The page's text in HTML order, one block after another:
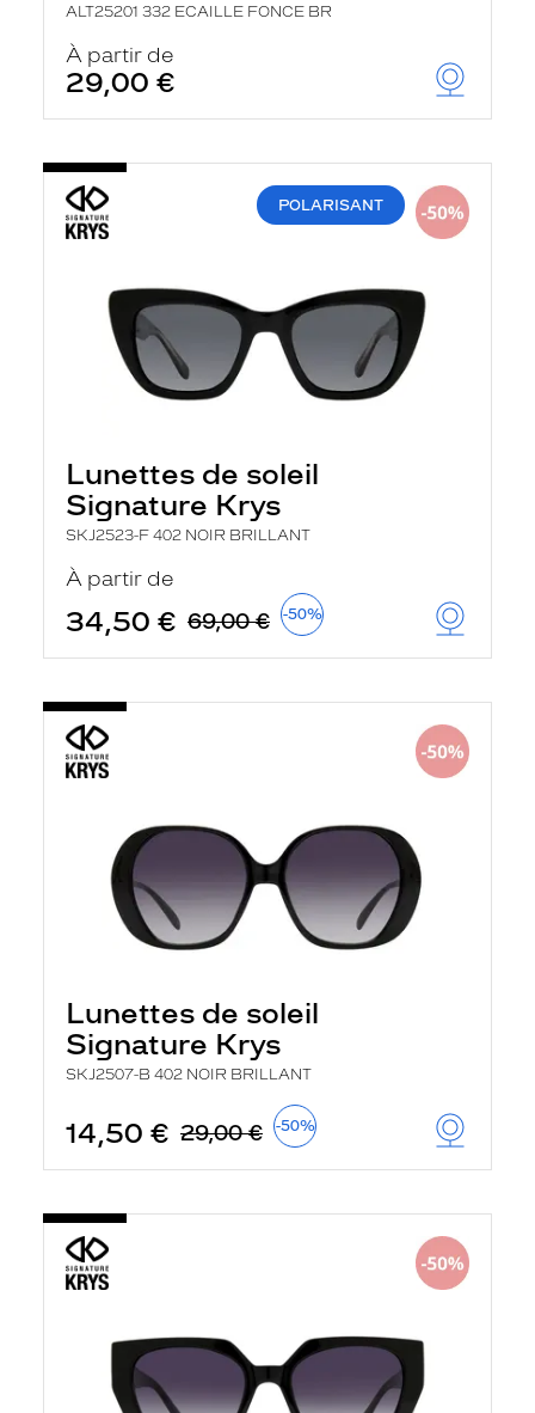
ALT25201 332 ECAILLE FONCE BR
À partir de
29,00 €
POLARISANT
Lunettes de soleil
Signature Krys
SKJ2523-F 402 NOIR BRILLANT
À partir de
34,50 € 69,00 € -50%
Lunettes de soleil
Signature Krys
SKJ2507-B 402 NOIR BRILLANT
14,50 € 29,00 € -50%